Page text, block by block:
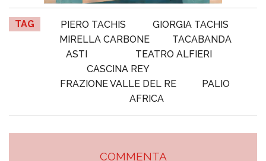
TAG PIERO TACHIS
GIORGIA TACHIS
MIRELLA CARBONE
TACABANDA
ASTI
TEATRO ALFIERI
CASCINA REY
FRAZIONE VALLE DEL RE
PALIO
AFRICA
COMMENTA